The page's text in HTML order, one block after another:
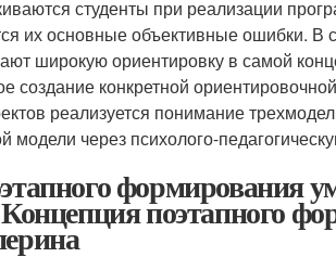
студенты при реализации
их основные объективные ошибки. В
широкую ориентировку в самой
создание конкретной
реализуется понимание
модели через психолого-
формирования
поэтапного